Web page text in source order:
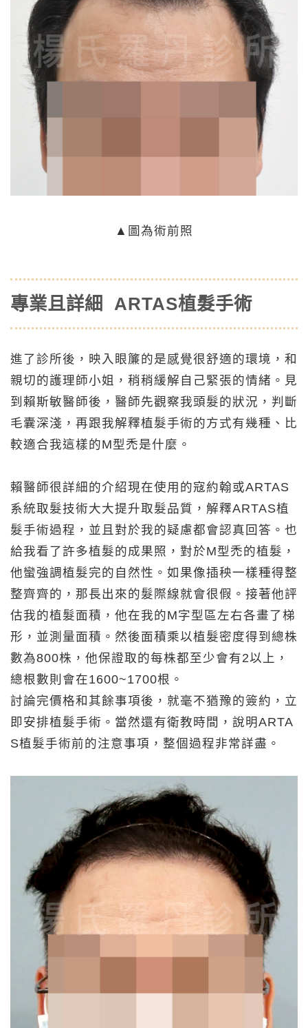
▲ 圖為術前照
專業且詳細 ARTAS植髮手術
進了診所後，映入眼簾的是感覺很舒適的環境，和
親切的護理師小姐，稍稍緩解自己緊張的情緒。見
到賴斯敏醫師後，醫師先觀察我頭髮的狀況，判斷
毛囊深淺，再跟我解釋植髮手術的方式有幾種、比
較適合我這樣的M型禿是什麼。
賴醫師很詳細的介紹現在使用的寇約翰或ARTAS
系統取髮技術大大提升取髮品質，解釋ARTAS植
髮手術過程，並且對於我的疑慮都會認真回答。也
給我看了許多植髮的成果照，對於M型禿的植髮，
他蠻強調植髮完的自然性。如果像插秧一樣種得整
整齊齊的，那長出來的髮際線就會很假。接著他評
估我的植髮面積，他在我的M字型區左右各畫了梯
形，並測量面積。然後面積乘以植髮密度得到總株
數為800株，他保證取的每株都至少會有2以上，
總根數則會在1600~1700根。
討論完價格和其餘事項後，就毫不猶豫的簽約，立
即安排植髮手術。當然還有衛教時間，說明ARTA
S植髮手術前的注意事項，整個過程非常詳盡。